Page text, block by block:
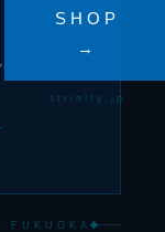
SHOP
→
ttrinity.jp